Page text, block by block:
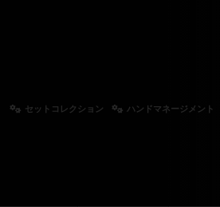
セットコレクション
ハンドマネージメント